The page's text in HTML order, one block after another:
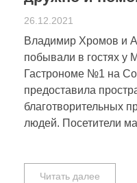
26.12.2021
Владимир Хромов и
побывали в гостях у
Гастрономе №1 на
предоставила
благотворительных
людей. Посетители
Читать далее